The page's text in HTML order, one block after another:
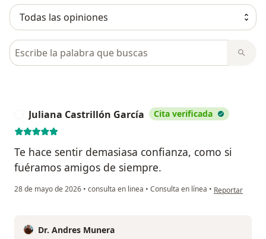
Busca en opiniones
Juliana Castrillón García Cita verificada
Te hace sentir demasiasa confianza, como si
fuéramos amigos de siempre.
28 de mayo de 2026 • consulta en linea • Consulta en línea • en opinión del
Reportar
Dr. Andres Munera